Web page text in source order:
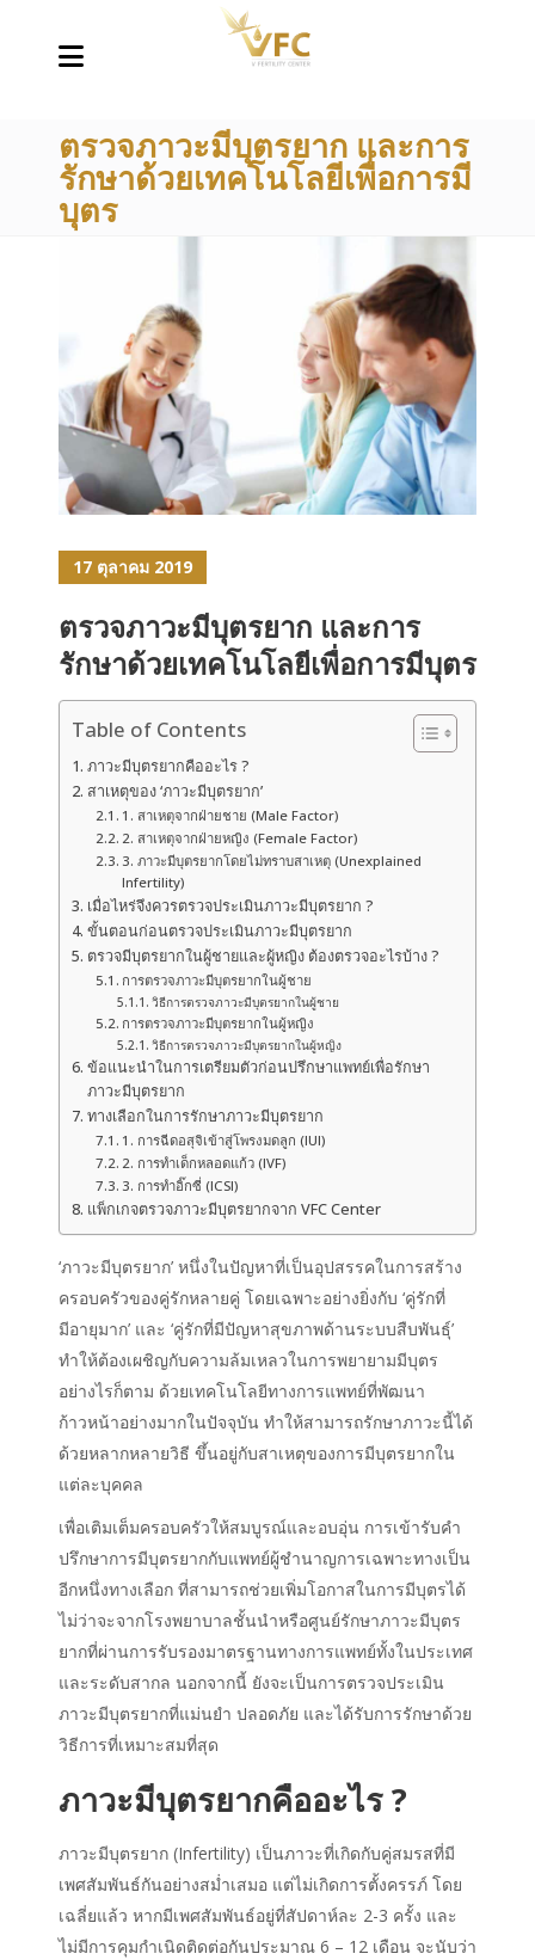
ตรวจภาวะมีบุตรยาก และการ
รักษาด้วยเทคโนโลยีเพื่อการมี
บุตร
17 ตุลาคม 2019
ตรวจภาวะมีบุตรยาก และการ
รักษาด้วยเทคโนโลยีเพื่อการมีบุตร
Table of Contents
ภาวะมีบุตรยากคืออะไร ?
สาเหตุของ ‘ภาวะมีบุตรยาก’
1. สาเหตุจากฝ่ายชาย (Male Factor)
2. สาเหตุจากฝ่ายหญิง (Female Factor)
3. ภาวะมีบุตรยากโดยไม่ทราบสาเหตุ (Unexplained
Infertility)
เมื่อไหร่จึงควรตรวจประเมินภาวะมีบุตรยาก ?
ขั้นตอนก่อนตรวจประเมินภาวะมีบุตรยาก
ตรวจมีบุตรยากในผู้ชายและผู้หญิง ต้องตรวจอะไรบ้าง ?
การตรวจภาวะมีบุตรยากในผู้ชาย
วิธีการตรวจภาวะมีบุตรยากในผู้ชาย
การตรวจภาวะมีบุตรยากในผู้หญิง
วิธีการตรวจภาวะมีบุตรยากในผู้หญิง
ข้อแนะนำในการเตรียมตัวก่อนปรึกษาแพทย์เพื่อรักษา
ภาวะมีบุตรยาก
ทางเลือกในการรักษาภาวะมีบุตรยาก
1. การฉีดอสุจิเข้าสู่โพรงมดลูก (IUI)
2. การทำเด็กหลอดแก้ว (IVF)
3. การทำอิ๊กซี่ (ICSI)
แพ็กเกจตรวจภาวะมีบุตรยากจาก VFC Center
‘ภาวะมีบุตรยาก’ หนึ่งในปัญหาที่เป็นอุปสรรคในการสร้าง
ครอบครัวของคู่รักหลายคู่ โดยเฉพาะอย่างยิ่งกับ ‘คู่รักที่
มีอายุมาก’ และ ‘คู่รักที่มีปัญหาสุขภาพด้านระบบสืบพันธุ์’
ทำให้ต้องเผชิญกับความล้มเหลวในการพยายามมีบุตร
อย่างไรก็ตาม ด้วยเทคโนโลยีทางการแพทย์ที่พัฒนา
ก้าวหน้าอย่างมากในปัจจุบัน ทำให้สามารถรักษาภาวะนี้ได้
ด้วยหลากหลายวิธี ขึ้นอยู่กับสาเหตุของการมีบุตรยากใน
แต่ละบุคคล
เพื่อเติมเต็มครอบครัวให้สมบูรณ์และอบอุ่น การเข้ารับคำ
ปรึกษาการมีบุตรยากกับแพทย์ผู้ชำนาญการเฉพาะทางเป็น
อีกหนึ่งทางเลือก ที่สามารถช่วยเพิ่มโอกาสในการมีบุตรได้
ไม่ว่าจะจากโรงพยาบาลชั้นนำหรือศูนย์รักษาภาวะมีบุตร
ยากที่ผ่านการรับรองมาตรฐานทางการแพทย์ทั้งในประเทศ
และระดับสากล นอกจากนี้ ยังจะเป็นการตรวจประเมิน
ภาวะมีบุตรยากที่แม่นยำ ปลอดภัย และได้รับการรักษาด้วย
วิธีการที่เหมาะสมที่สุด
ภาวะมีบุตรยากคืออะไร ?
ภาวะมีบุตรยาก (Infertility) เป็นภาวะที่เกิดกับคู่สมรสที่มี
เพศสัมพันธ์กันอย่างสม่ำเสมอ แต่ไม่เกิดการตั้งครรภ์ โดย
เฉลี่ยแล้ว หากมีเพศสัมพันธ์อยู่ที่สัปดาห์ละ 2-3 ครั้ง และ
ไม่มีการคุมกำเนิดติดต่อกันประมาณ 6 – 12 เดือน จะนับว่า